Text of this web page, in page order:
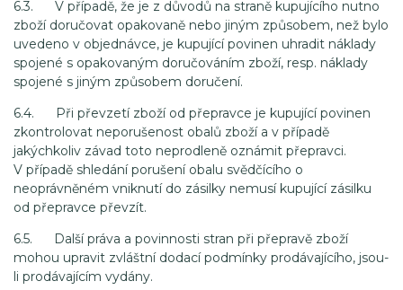
6.3. V případě, že je z důvodů na straně kupujícího nutno
zboží doručovat opakovaně nebo jiným způsobem, než bylo
uvedeno v objednávce, je kupující povinen uhradit náklady
spojené s opakovaným doručováním zboží, resp. náklady
spojené s jiným způsobem doručení.
6.4. Při převzetí zboží od přepravce je kupující povinen
zkontrolovat neporušenost obalů zboží a v případě
jakýchkoliv závad toto neprodleně oznámit přepravci.
V případě shledání porušení obalu svědčícího o
neoprávněném vniknutí do zásilky nemusí kupující zásilku
od přepravce převzít.
6.5. Další práva a povinnosti stran při přepravě zboží
mohou upravit zvláštní dodací podmínky prodávajícího, jsou-
li prodávajícím vydány.